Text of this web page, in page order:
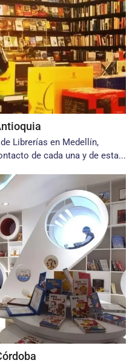
Librerías en Medellín,
de cada una y de esta...